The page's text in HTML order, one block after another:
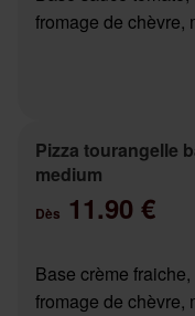
fromage de chèvre,
Pizza tourangelle
medium
Dès 11.90 €
Base crème
fromage de chèvre,